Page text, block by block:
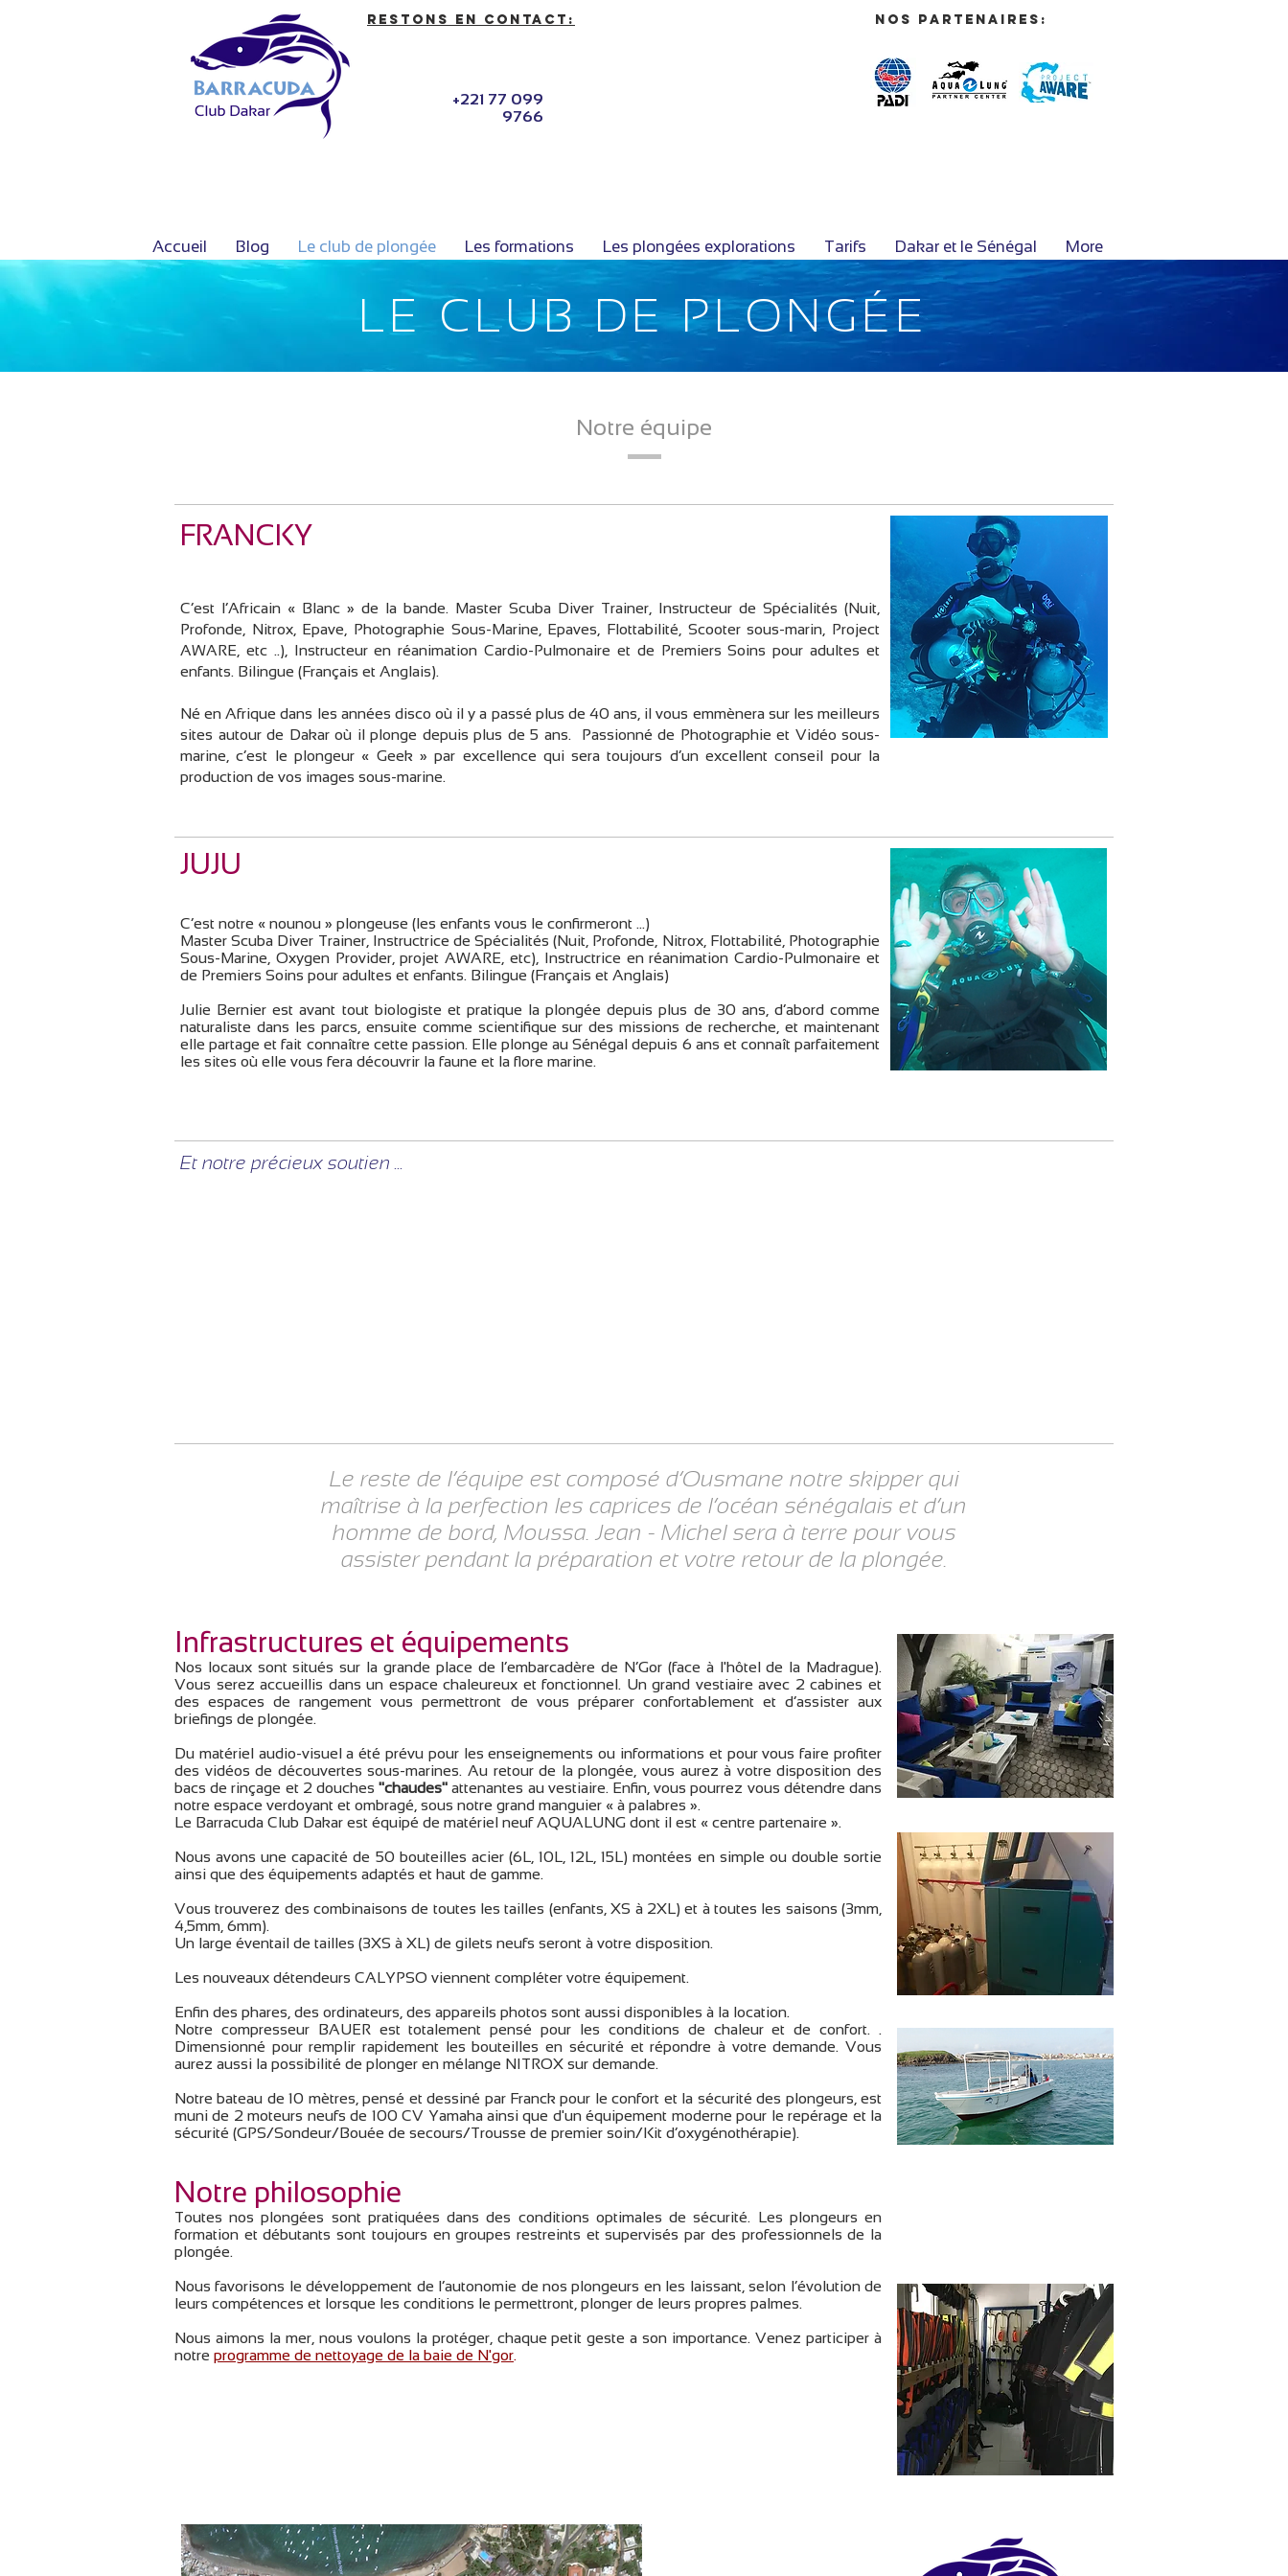
Restons en contact:
+221 77 099
9766
nos partenaires:
Accueil Blog Le club de plongée Les formations Les plongées explorations Tarifs Dakar et le Sénégal More
LE CLUB DE PLONGÉE
Notre équipe
FRANCKY
C’est l’Africain « Blanc » de la bande. Master Scuba Diver Trainer, Instructeur de Spécialités (Nuit,
Profonde, Nitrox, Epave, Photographie Sous-Marine, Epaves, Flottabilité, Scooter sous-marin, Project
AWARE, etc ..), Instructeur en réanimation Cardio-Pulmonaire et de Premiers Soins pour adultes et
enfants. Bilingue (Français et Anglais).
Né en Afrique dans les années disco où il y a passé plus de 40 ans, il vous emmènera sur les meilleurs
sites autour de Dakar où il plonge depuis plus de 5 ans. Passionné de Photographie et Vidéo sous-
marine, c’est le plongeur « Geek » par excellence qui sera toujours d’un excellent conseil pour la
production de vos images sous-marine.
JUJU
C’est notre « nounou » plongeuse (les enfants vous le confirmeront …)
Master Scuba Diver Trainer, Instructrice de Spécialités (Nuit, Profonde, Nitrox, Flottabilité, Photographie
Sous-Marine, Oxygen Provider, projet AWARE, etc), Instructrice en réanimation Cardio-Pulmonaire et
de Premiers Soins pour adultes et enfants. Bilingue (Français et Anglais)
Julie Bernier est avant tout biologiste et pratique la plongée depuis plus de 30 ans, d’abord comme
naturaliste dans les parcs, ensuite comme scientifique sur des missions de recherche, et maintenant
elle partage et fait connaître cette passion. Elle plonge au Sénégal depuis 6 ans et connaît parfaitement
les sites où elle vous fera découvrir la faune et la flore marine.
Et notre précieux soutien ...
Le reste de l’équipe est composé d’Ousmane notre skipper qui
maîtrise à la perfection les caprices de l’océan sénégalais et d’un
homme de bord, Moussa. Jean - Michel sera à terre pour vous
assister pendant la préparation et votre retour de la plongée.
Infrastructures et équipements
Nos locaux sont situés sur la grande place de l’embarcadère de N’Gor (face à l'hôtel de la Madrague).
Vous serez accueillis dans un espace chaleureux et fonctionnel. Un grand vestiaire avec 2 cabines et
des espaces de rangement vous permettront de vous préparer confortablement et d’assister aux
briefings de plongée.
Du matériel audio-visuel a été prévu pour les enseignements ou informations et pour vous faire profiter
des vidéos de découvertes sous-marines. Au retour de la plongée, vous aurez à votre disposition des
bacs de rinçage et 2 douches"chaudes" attenantes au vestiaire. Enfin, vous pourrez vous détendre dans
notre espace verdoyant et ombragé, sous notre grand manguier « à palabres ».
Le Barracuda Club Dakar est équipé de matériel neuf AQUALUNG dont il est « centre partenaire ».
Nous avons une capacité de 50 bouteilles acier (6L, 10L, 12L, 15L) montées en simple ou double sortie
ainsi que des équipements adaptés et haut de gamme.
Vous trouverez des combinaisons de toutes les tailles (enfants, XS à 2XL) et à toutes les saisons (3mm,
4,5mm, 6mm).
Un large éventail de tailles (3XS à XL) de gilets neufs seront à votre disposition.
Les nouveaux détendeurs CALYPSO viennent compléter votre équipement.
Enfin des phares, des ordinateurs, des appareils photos sont aussi disponibles à la location.
Notre compresseur BAUER est totalement pensé pour les conditions de chaleur et de confort. .
Dimensionné pour remplir rapidement les bouteilles en sécurité et répondre à votre demande. Vous
aurez aussi la possibilité de plonger en mélange NITROX sur demande.
Notre bateau de 10 mètres, pensé et dessiné par Franck pour le confort et la sécurité des plongeurs, est
muni de 2 moteurs neufs de 100 CV Yamaha ainsi que d'un équipement moderne pour le repérage et la
sécurité (GPS/Sondeur/Bouée de secours/Trousse de premier soin/Kit d’oxygénothérapie).
Notre philosophie
Toutes nos plongées sont pratiquées dans des conditions optimales de sécurité. Les plongeurs en
formation et débutants sont toujours en groupes restreints et supervisés par des professionnels de la
plongée.
Nous favorisons le développement de l’autonomie de nos plongeurs en les laissant, selon l’évolution de
leurs compétences et lorsque les conditions le permettront, plonger de leurs propres palmes.
Nous aimons la mer, nous voulons la protéger, chaque petit geste a son importance. Venez participer à
notre programme de nettoyage de la baie de N'gor.